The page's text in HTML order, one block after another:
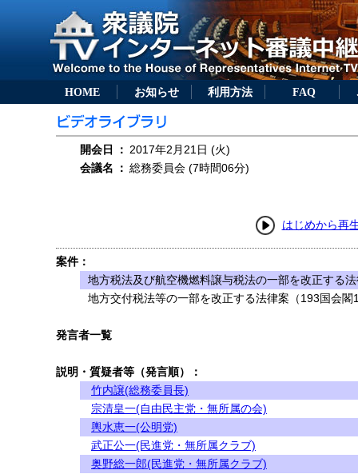
HOME お知らせ 利用方法 FAQ
開会日 ： 2017年2月21日 (火)
会議名
： 総務委員会 (7時間06分)
はじめから再
案件：
地方税法及び航空機燃料譲与税法の一部を改正する
地方交付税法等の一部を改正する法律案（193国会閣
発言者一覧
説明・質疑者等（発言順）：
竹内譲(総務委員長)
宗清皇一(自由民主党・無所属の会)
輿水恵一(公明党)
武正公一(民進党・無所属クラブ)
奥野総一郎(民進党・無所属クラブ)